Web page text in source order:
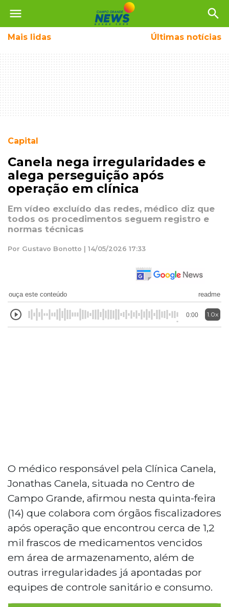
menu search
Mais lidas Últimas notícias
Capital
Canela nega irregularidades e
alega perseguição após
operação em clínica
Em vídeo excluído das redes, médico diz que
todos os procedimentos seguem registro e
normas técnicas
Por Gustavo Bonotto | 14/05/2026 17:33
ouça este conteúdo readme
0:00 1.0x
O médico responsável pela Clínica Canela,
Jonathas Canela, situada no Centro de
Campo Grande, afirmou nesta quinta-feira
(14) que colabora com órgãos fiscalizadores
após operação que encontrou cerca de 1,2
mil frascos de medicamentos vencidos
em área de armazenamento, além de
outras irregularidades já apontadas por
equipes de controle sanitário e consumo.